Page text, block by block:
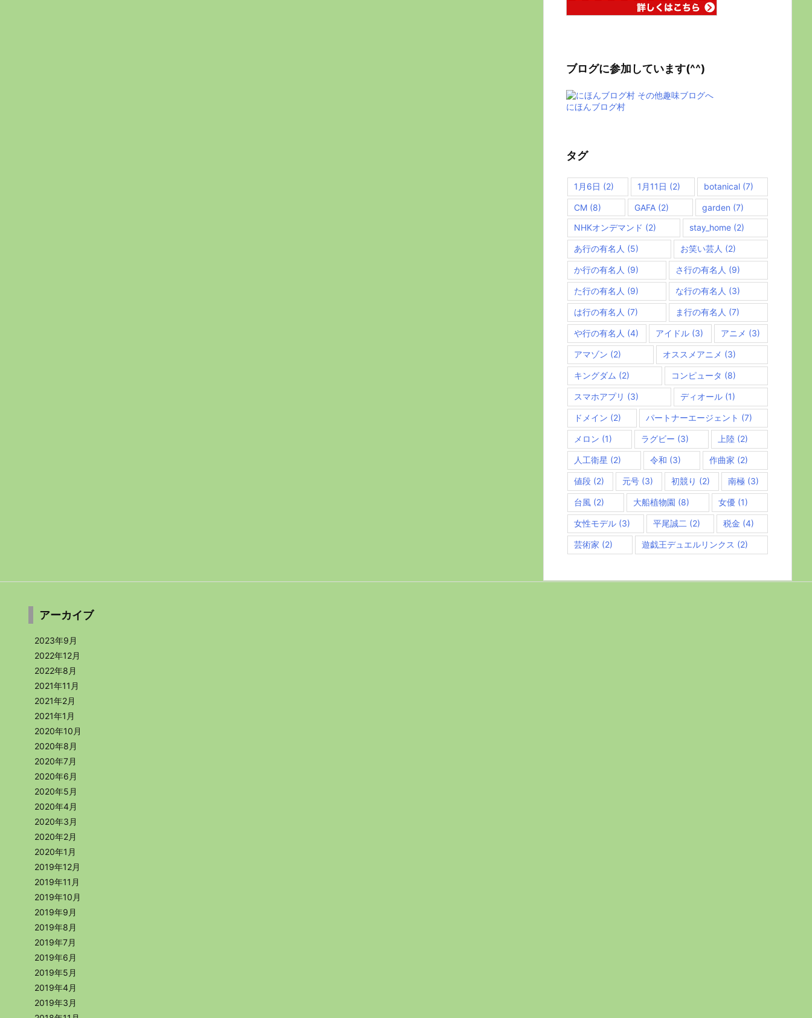
ブログに参加しています(^^)
にほんブログ村
タグ
1月6日 (2) 1月11日 (2) botanical (7)
CM (8) GAFA (2) garden (7)
NHKオンデマンド (2) stay_home(2)
あ行の有名人 (5) お笑い芸人 (2)
か行の有名人 (9) さ行の有名人 (9)
た行の有名人 (9) な行の有名人 (3)
は行の有名人 (7) ま行の有名人 (7)
や行の有名人 (4) アイドル (3) アニメ (3)
アマゾン (2) オススメアニメ (3)
キングダム (2) コンピュータ (8)
スマホアプリ (3) ディオール (1)
ドメイン (2) パートナーエージェント (7)
メロン (1) ラグビー (3) 上陸 (2)
人工衛星 (2) 令和 (3) 作曲家 (2)
値段 (2) 元号 (3) 初競り (2) 南極 (3)
台風 (2) 大船植物園 (8) 女優 (1)
女性モデル (3) 平尾誠二 (2) 税金 (4)
芸術家 (2) 遊戯王デュエルリンクス (2)
アーカイブ
2023年9月
2022年12月
2022年8月
2021年11月
2021年2月
2021年1月
2020年10月
2020年8月
2020年7月
2020年6月
2020年5月
2020年4月
2020年3月
2020年2月
2020年1月
2019年12月
2019年11月
2019年10月
2019年9月
2019年8月
2019年7月
2019年6月
2019年5月
2019年4月
2019年3月